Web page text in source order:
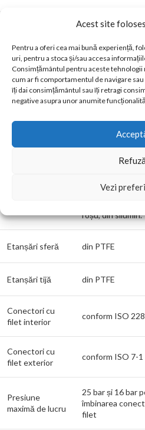
Acest site
Pentru a oferi cea mai bună experiență,
uri, pentru a stoca și/sau accesa
Consimțământul pentru aceste tehnologii
cum ar fi comportamentul de navigare
îți dai consimțământul sau îți retragi
negative asupra unor anumite
Vezi
42
Corp
alamă forjată tip
conformă EN
alamă forjată tip
trecere
EN 12164,
roșu, din silumin.
Etanșări sferă din PTFE
Etanșări tijă din PTFE
Conectori cu
filet interior
conform ISO
Conectori cu
filet exterior
conform ISO 7-1
Presiune
maximă de lucru
25 bar și 16 bar
îmbinarea
filet